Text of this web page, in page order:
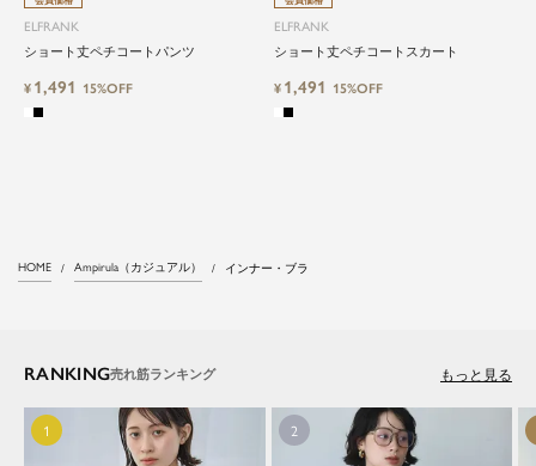
ELFRANK
ショート丈ペチコートパンツ
¥ 1,491 15%OFF
ELFRANK
ショート丈ペチコートスカート
¥ 1,491 15%OFF
HOME Ampirula（カジュアル） インナー・ブラ
RANKING もっと見る